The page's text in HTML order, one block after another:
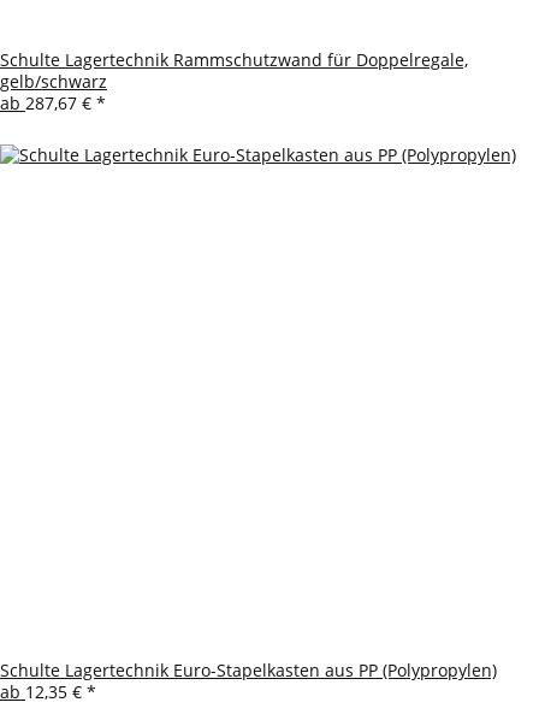
Schulte Lagertechnik Rammschutzwand für Doppelregale,
gelb/schwarz
ab 287,67 € *
Schulte Lagertechnik Euro-Stapelkasten aus PP (Polypropylen)
ab 12,35 € *